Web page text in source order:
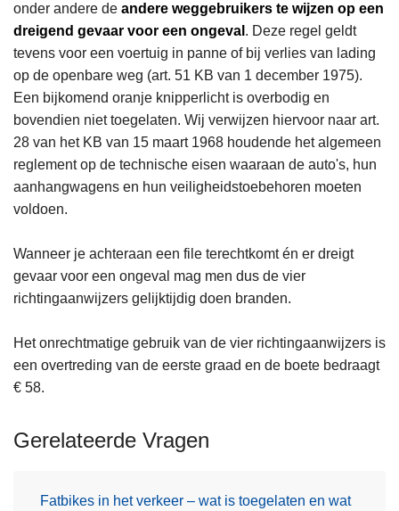
onder andere de andere weggebruikers te wijzen op een
dreigend gevaar voor een ongeval . Deze regel geldt
tevens voor een voertuig in panne of bij verlies van lading
op de openbare weg (art. 51 KB van 1 december 1975).
Een bijkomend oranje knipperlicht is overbodig en
bovendien niet toegelaten. Wij verwijzen hiervoor naar art.
28 van het KB van 15 maart 1968 houdende het algemeen
reglement op de technische eisen waaraan de auto's, hun
aanhangwagens en hun veiligheidstoebehoren moeten
voldoen.
Wanneer je achteraan een file terechtkomt én er dreigt
gevaar voor een ongeval mag men dus de vier
richtingaanwijzers gelijktijdig doen branden.
Het onrechtmatige gebruik van de vier richtingaanwijzers is
een overtreding van de eerste graad en de boete bedraagt
€ 58.
Gerelateerde Vragen
Fatbikes in het verkeer – wat is toegelaten en wat